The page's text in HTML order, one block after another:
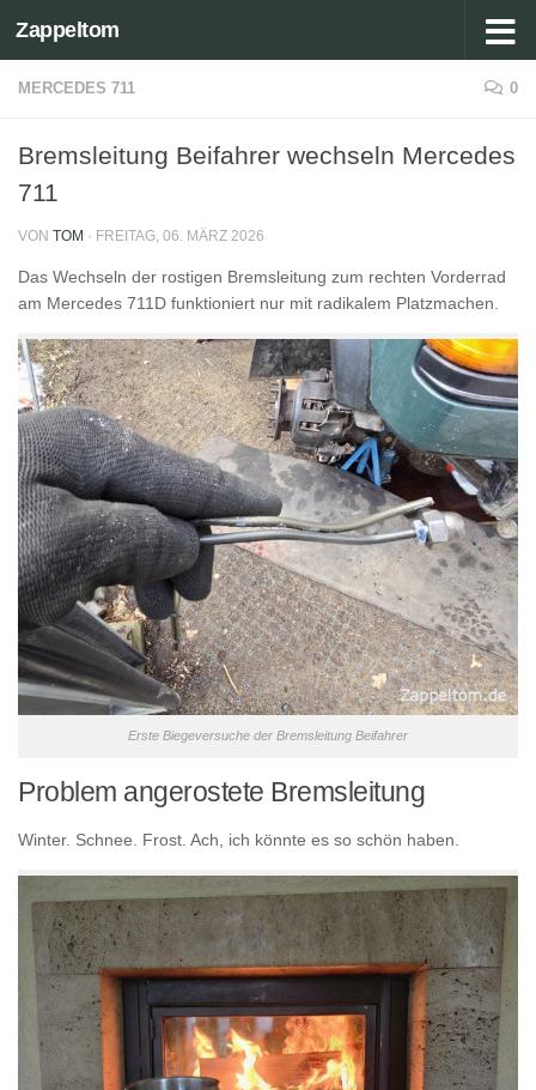
Zum Inhalt springen
Zappeltom
MERCEDES 711 0
Bremsleitung Beifahrer wechseln Mercedes
711
VON TOM · FREITAG, 06. MÄRZ 2026
Das Wechseln der rostigen Bremsleitung zum rechten Vorderrad
am Mercedes 711D funktioniert nur mit radikalem Platzmachen.
Erste Biegeversuche der Bremsleitung Beifahrer
Problem angerostete Bremsleitung
Winter. Schnee. Frost. Ach, ich könnte es so schön haben.